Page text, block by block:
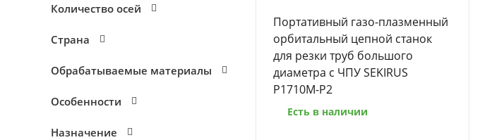
Количество осей
Страна
Обрабатываемые материалы
Особенности
Назначение
Портативный газо-плазменный
орбитальный цепной станок
для резки труб большого
диаметра с ЧПУ SEKIRUS
P1710M-P2
Есть в наличии